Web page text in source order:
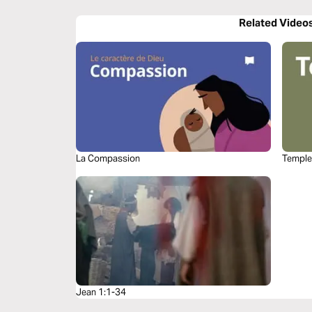
Related
La Compassion Temple
Jean 1:1-34